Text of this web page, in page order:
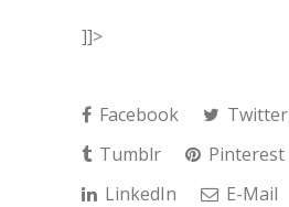
]]>
Facebook
Twitter
Tumblr
Pinterest
LinkedIn
E-Mail